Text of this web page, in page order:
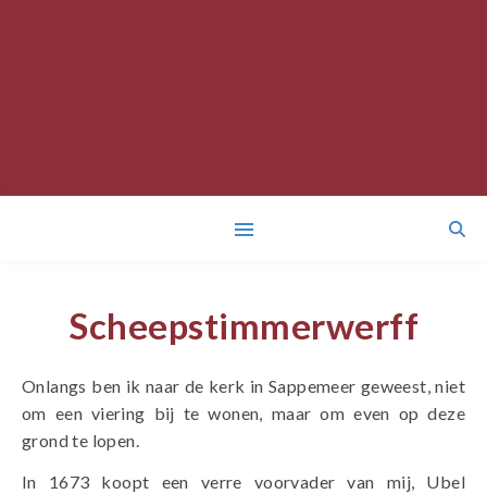
Scheepstimmerwerff
Onlangs ben ik naar de kerk in Sappemeer geweest, niet
om een viering bij te wonen, maar om even op deze
grond te lopen.
In 1673 koopt een verre voorvader van mij, Ubel